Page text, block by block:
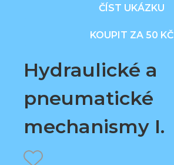
ČÍST UKÁZKU
KOUPIT ZA 50 KČ
Hydraulické a
pneumatické
mechanismy I.